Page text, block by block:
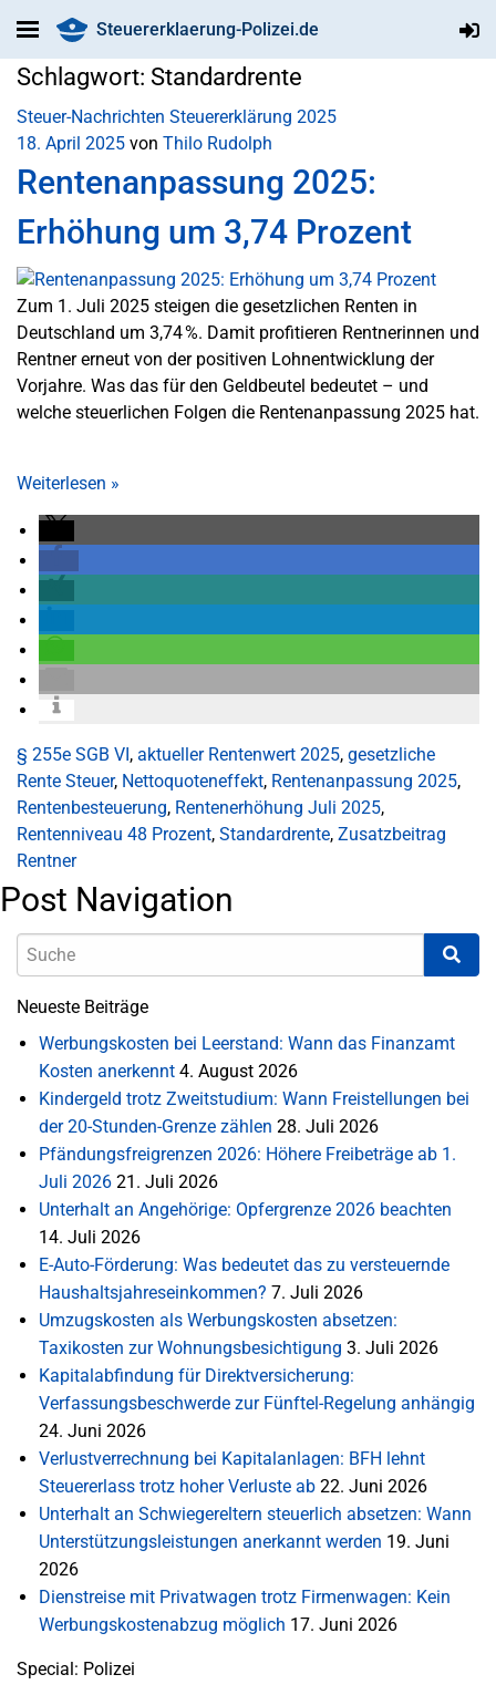
Steuererklaerung-Polizei.de
Schlagwort: Standardrente
Steuer-Nachrichten Steuererklärung 2025
18. April 2025 von Thilo Rudolph
Rentenanpassung 2025:
Erhöhung um 3,74 Prozent
Zum 1. Juli 2025 steigen die gesetzlichen Renten in
Deutschland um 3,74 %. Damit profitieren Rentnerinnen und
Rentner erneut von der positiven Lohnentwicklung der
Vorjahre. Was das für den Geldbeutel bedeutet – und
welche steuerlichen Folgen die Rentenanpassung 2025 hat.
Weiterlesen »
§ 255e SGB VI, aktueller Rentenwert 2025, gesetzliche
Rente Steuer, Nettoquoteneffekt, Rentenanpassung 2025,
Rentenbesteuerung, Rentenerhöhung Juli 2025,
Rentenniveau 48 Prozent, Standardrente, Zusatzbeitrag
Rentner
Post Navigation
Neueste Beiträge
Werbungskosten bei Leerstand: Wann das Finanzamt
Kosten anerkennt 4. August 2026
Kindergeld trotz Zweitstudium: Wann Freistellungen bei
der 20-Stunden-Grenze zählen 28. Juli 2026
Pfändungsfreigrenzen 2026: Höhere Freibeträge ab 1.
Juli 2026 21. Juli 2026
Unterhalt an Angehörige: Opfergrenze 2026 beachten
14. Juli 2026
E-Auto-Förderung: Was bedeutet das zu versteuernde
Haushaltsjahreseinkommen? 7. Juli 2026
Umzugskosten als Werbungskosten absetzen:
Taxikosten zur Wohnungsbesichtigung 3. Juli 2026
Kapitalabfindung für Direktversicherung:
Verfassungsbeschwerde zur Fünftel-Regelung anhängig
24. Juni 2026
Verlustverrechnung bei Kapitalanlagen: BFH lehnt
Steuererlass trotz hoher Verluste ab 22. Juni 2026
Unterhalt an Schwiegereltern steuerlich absetzen: Wann
Unterstützungsleistungen anerkannt werden 19. Juni
2026
Dienstreise mit Privatwagen trotz Firmenwagen: Kein
Werbungskostenabzug möglich 17. Juni 2026
Special: Polizei